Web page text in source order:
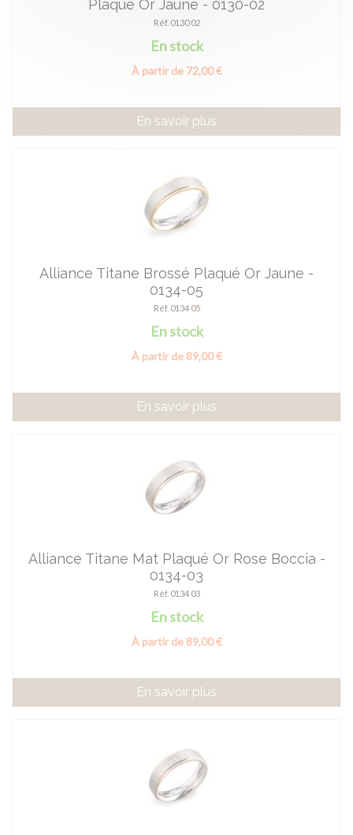
Plaqué Or Jaune - 0130-02
Réf. 0130 02
En stock
À partir de 72,00 €
En savoir plus
Alliance Titane Brossé Plaqué Or Jaune -
0134-05
Réf. 0134 05
En stock
À partir de 89,00 €
En savoir plus
Alliance Titane Mat Plaqué Or Rose Boccia -
0134-03
Réf. 0134 03
En stock
À partir de 89,00 €
En savoir plus